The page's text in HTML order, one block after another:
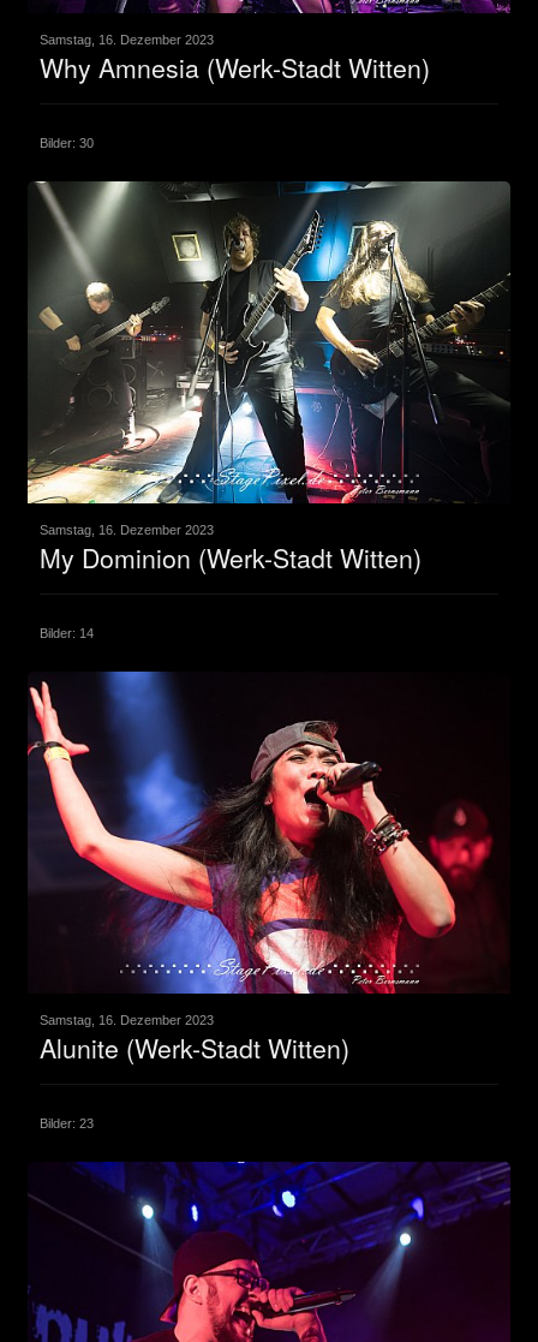
Samstag, 16. Dezember 2023
Why Amnesia (Werk-Stadt Witten)
Bilder: 30
Samstag, 16. Dezember 2023
My Dominion (Werk-Stadt Witten)
Bilder: 14
Samstag, 16. Dezember 2023
Alunite (Werk-Stadt Witten)
Bilder: 23